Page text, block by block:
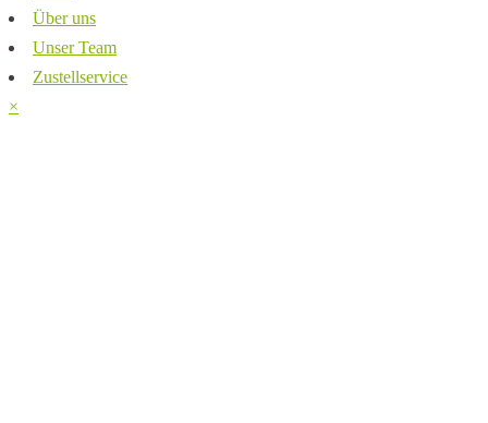
Über uns
Unser Team
Zustellservice
×